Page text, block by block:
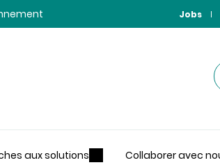
Jobs
aux solutions Collaborer avec